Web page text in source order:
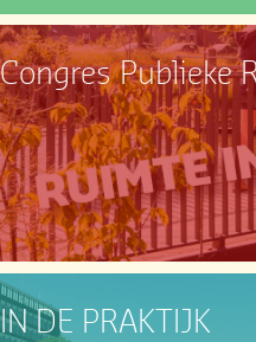
Congres Publieke
IN DE PRAKTIJK